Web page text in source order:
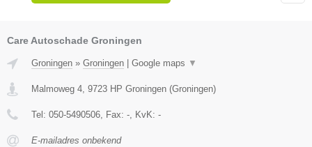
Care Autoschade Groningen
Groningen » Groningen Google maps ▼
Malmoweg 4, 9723 HP Groningen (Groningen)
Tel: 050-5490506, Fax: -, KvK: -
E-mailadres onbekend